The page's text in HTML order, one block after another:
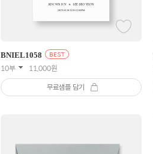
BNIEL1058
10부 11,000원
무료샘플 담기